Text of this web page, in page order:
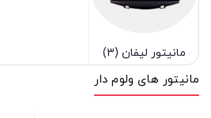
مانیتور لیفان (3)
مانیتور های ولوم دار